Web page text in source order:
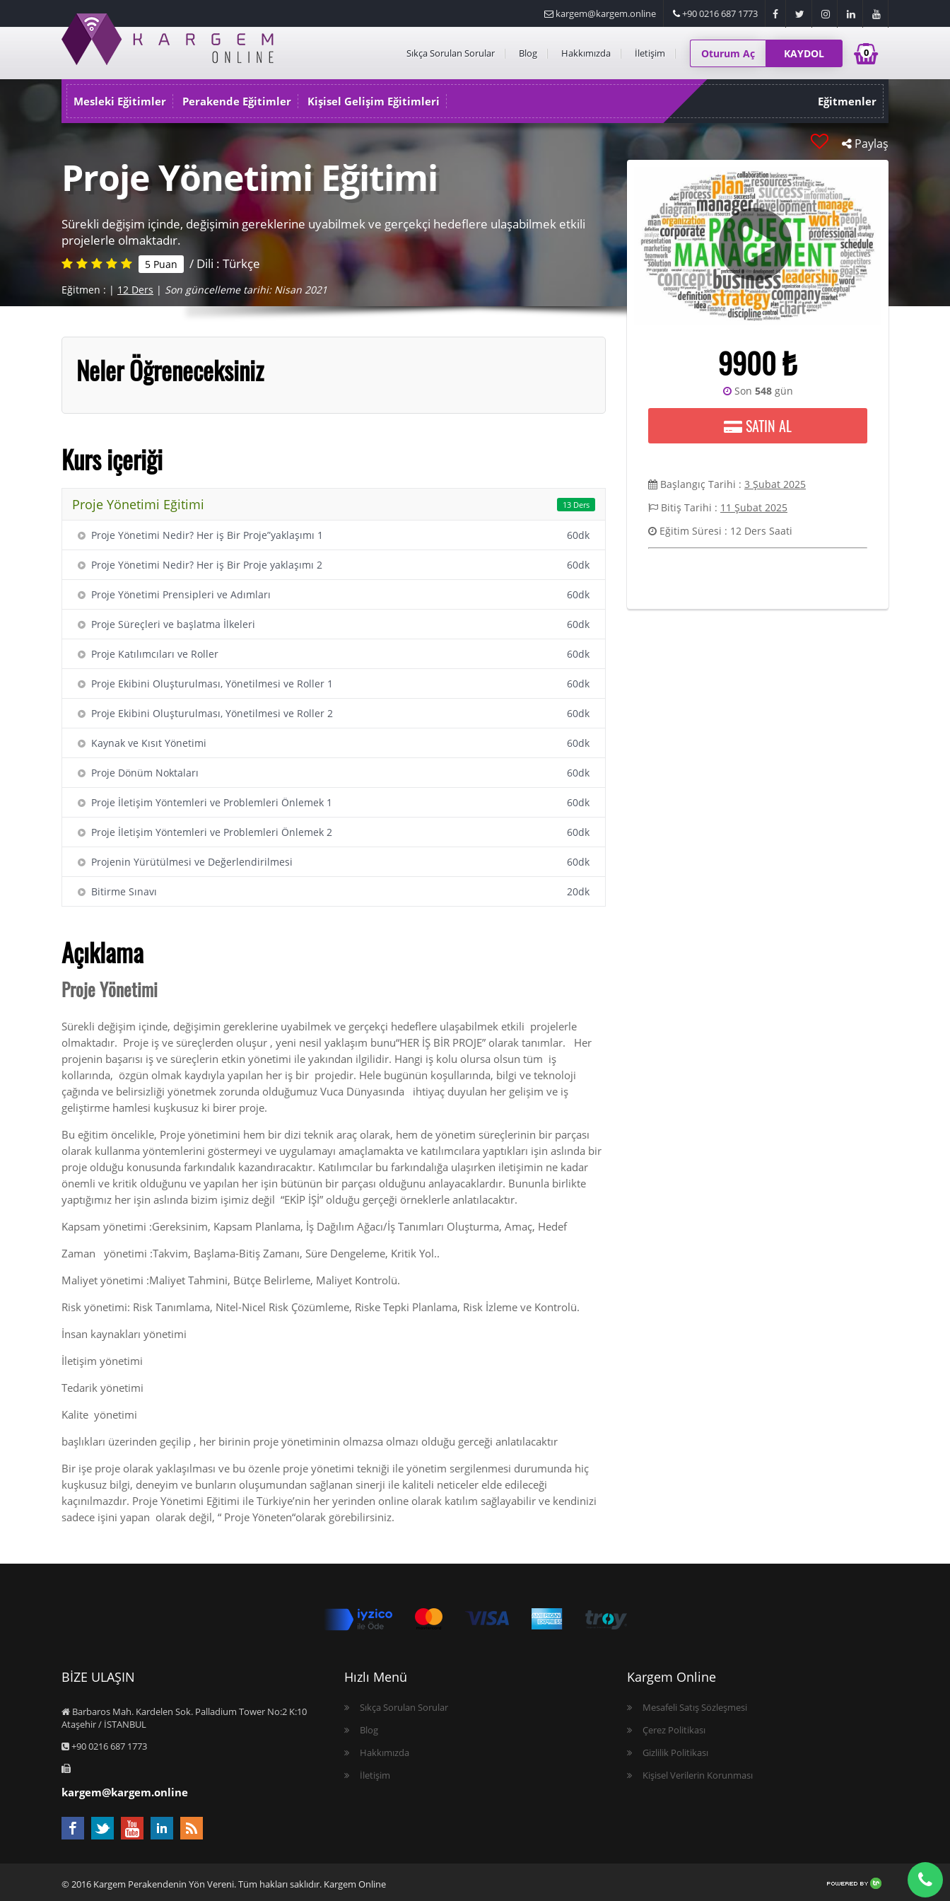
kargem@kargem.online +90 0216 687 1773
Sıkça Sorulan Sorular Blog Hakkımızda İletişim Oturum Aç KAYDOL 0
Eğitmenler
Mesleki Eğitimler Perakende Eğitimler Kişisel Gelişim Eğitimleri
Proje Yönetimi Eğitimi
Sürekli değişim içinde, değişimin gereklerine uyabilmek ve gerçekçi hedeflere ulaşabilmek etkili
projelerle olmaktadır.
5 Puan / Dili : Türkçe
Eğitmen : | 12 Ders | Son güncelleme tarihi: Nisan 2021
Paylaş
Neler Öğreneceksiniz
Kurs içeriği
Proje Yönetimi Eğitimi 13 Ders
Proje Yönetimi Nedir? Her iş Bir Proje”yaklaşımı 1 60dk
Proje Yönetimi Nedir? Her iş Bir Proje yaklaşımı 2 60dk
Proje Yönetimi Prensipleri ve Adımları 60dk
Proje Süreçleri ve başlatma İlkeleri 60dk
Proje Katılımcıları ve Roller 60dk
Proje Ekibini Oluşturulması, Yönetilmesi ve Roller 1 60dk
Proje Ekibini Oluşturulması, Yönetilmesi ve Roller 2 60dk
Kaynak ve Kısıt Yönetimi 60dk
Proje Dönüm Noktaları 60dk
Proje İletişim Yöntemleri ve Problemleri Önlemek 1 60dk
Proje İletişim Yöntemleri ve Problemleri Önlemek 2 60dk
Projenin Yürütülmesi ve Değerlendirilmesi 60dk
Bitirme Sınavı 20dk
Açıklama
Proje Yönetimi
Sürekli değişim içinde, değişimin gereklerine uyabilmek ve gerçekçi hedeflere ulaşabilmek etkili projelerle
olmaktadır. Proje iş ve süreçlerden oluşur , yeni nesil yaklaşım bunu“HER İŞ BİR PROJE” olarak tanımlar. Her
projenin başarısı iş ve süreçlerin etkin yönetimi ile yakından ilgilidir. Hangi iş kolu olursa olsun tüm iş
kollarında, özgün olmak kaydıyla yapılan her iş bir projedir. Hele bugünün koşullarında, bilgi ve teknoloji
çağında ve belirsizliği yönetmek zorunda olduğumuz Vuca Dünyasında ihtiyaç duyulan her gelişim ve iş
geliştirme hamlesi kuşkusuz ki birer proje.
Bu eğitim öncelikle, Proje yönetimini hem bir dizi teknik araç olarak, hem de yönetim süreçlerinin bir parçası
olarak kullanma yöntemlerini göstermeyi ve uygulamayı amaçlamakta ve katılımcılara yaptıkları işin aslında bir
proje olduğu konusunda farkındalık kazandıracaktır. Katılımcılar bu farkındalığa ulaşırken iletişimin ne kadar
önemli ve kritik olduğunu ve yapılan her işin bütünün bir parçası olduğunu anlayacaklardır. Bununla birlikte
yaptığımız her işin aslında bizim işimiz değil “EKİP İŞİ” olduğu gerçeği örneklerle anlatılacaktır.
Kapsam yönetimi :Gereksinim, Kapsam Planlama, İş Dağılım Ağacı/İş Tanımları Oluşturma, Amaç, Hedef
Zaman yönetimi :Takvim, Başlama-Bitiş Zamanı, Süre Dengeleme, Kritik Yol..
Maliyet yönetimi :Maliyet Tahmini, Bütçe Belirleme, Maliyet Kontrolü.
Risk yönetimi: Risk Tanımlama, Nitel-Nicel Risk Çözümleme, Riske Tepki Planlama, Risk İzleme ve Kontrolü.
İnsan kaynakları yönetimi
İletişim yönetimi
Tedarik yönetimi
Kalite yönetimi
başlıkları üzerinden geçilip , her birinin proje yönetiminin olmazsa olmazı olduğu gerceği anlatılacaktır
Bir işe proje olarak yaklaşılması ve bu özenle proje yönetimi tekniği ile yönetim sergilenmesi durumunda hiç
kuşkusuz bilgi, deneyim ve bunların oluşumundan sağlanan sinerji ile kaliteli neticeler elde edileceği
kaçınılmazdır. Proje Yönetimi Eğitimi ile Türkiye’nin her yerinden online olarak katılım sağlayabilir ve kendinizi
sadece işini yapan olarak değil, “ Proje Yöneten“olarak görebilirsiniz.
9900 ₺
Son 548gün
SATIN AL
Başlangıç Tarihi : 3 Şubat 2025
Bitiş Tarihi : 11 Şubat 2025
Eğitim Süresi : 12 Ders Saati
BİZE ULAŞIN
Barbaros Mah. Kardelen Sok. Palladium Tower No:2 K:10
Ataşehir / İSTANBUL
+90 0216 687 1773
kargem@kargem.online
Hızlı Menü
Sıkça Sorulan Sorular
Blog
Hakkımızda
İletişim
Kargem Online
Mesafeli Satış Sözleşmesi
Çerez Politikası
Gizlilik Politikası
Kişisel Verilerin Korunması
© 2016 Kargem Perakendenin Yön Vereni. Tüm hakları saklıdır. Kargem Online